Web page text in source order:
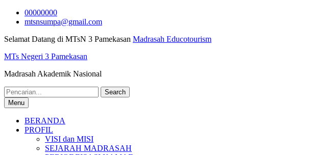
Skip
00000000
mtsnsumpa@gmail.com
Selamat Datang di MTsN 3 Pamekasan Madrasah Educotourism
MTs Negeri 3 Pamekasan
Madrasah Akademik Nasional
Search
for:Menu
BERANDA
PROFIL
VISI dan MISI
SEJARAH MADRASAH